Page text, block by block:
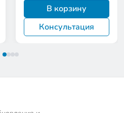
В корзину
Консультация